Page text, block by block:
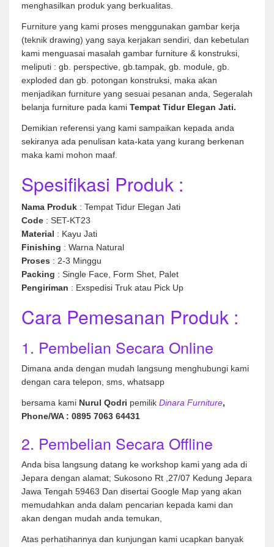
menghasilkan produk yang berkualitas.
Furniture yang kami proses menggunakan gambar kerja
(teknik drawing) yang saya kerjakan sendiri, dan kebetulan
kami menguasai masalah gambar furniture & konstruksi,
meliputi : gb. perspective, gb.tampak, gb. module, gb.
exploded dan gb. potongan konstruksi, maka akan
menjadikan furniture yang sesuai pesanan anda, Segeralah
belanja furniture pada kami Tempat Tidur Elegan Jati.
Demikian referensi yang kami sampaikan kepada anda
sekiranya ada penulisan kata-kata yang kurang berkenan
maka kami mohon maaf.
Spesifikasi Produk :
Nama Produk : Tempat Tidur Elegan Jati
Code : SET-KT23
Material : Kayu Jati
Finishing : Warna Natural
Proses : 2-3 Minggu
Packing : Single Face, Form Shet, Palet
Pengiriman : Exspedisi Truk atau Pick Up
Cara Pemesanan Produk :
1. Pembelian Secara Online
Dimana anda dengan mudah langsung menghubungi kami
dengan cara telepon, sms, whatsapp
bersama kami Nurul Qodri pemilik Dinara Furniture,
Phone/WA : 0895 7063 64431
2. Pembelian Secara Offline
Anda bisa langsung datang ke workshop kami yang ada di
Jepara dengan alamat; Sukosono Rt ,27/07 Kedung Jepara
Jawa Tengah 59463 Dan disertai Google Map yang akan
memudahkan anda dalam pencarian kepada kami dan
akan dengan mudah anda temukan,
Atas perhatihannya dan kunjungan kami ucapkan banyak